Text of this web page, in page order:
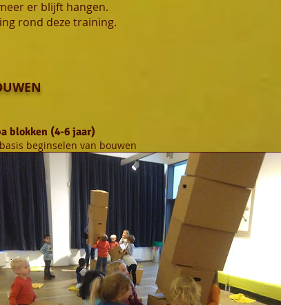
er blijft hangen.
rond deze training.
blokken (4-6 jaar)
beginselen van bouwen